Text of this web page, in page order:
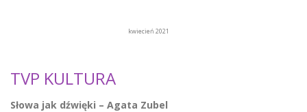
kwiecień 2021
TVP KULTURA
Słowa jak dźwięki – Agata Zubel